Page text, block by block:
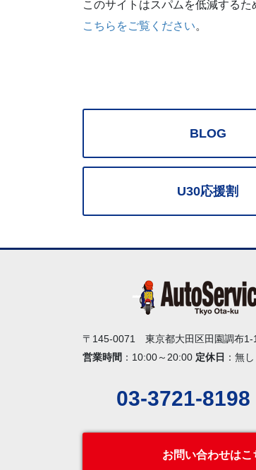
このサイトはスパムを低減するた
こちらをご覧ください。
BLOG
U30応援割
〒145-0071 東京都大田区田園調布1-
営業時間 ：10:00～20:00 定休日 ：無
03-3721-8198
お問い合わせはこ